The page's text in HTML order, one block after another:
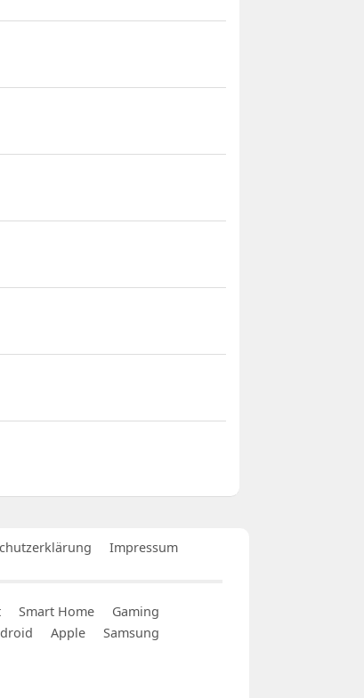
Impressum
Smart Home
Gaming
Apple
Samsung